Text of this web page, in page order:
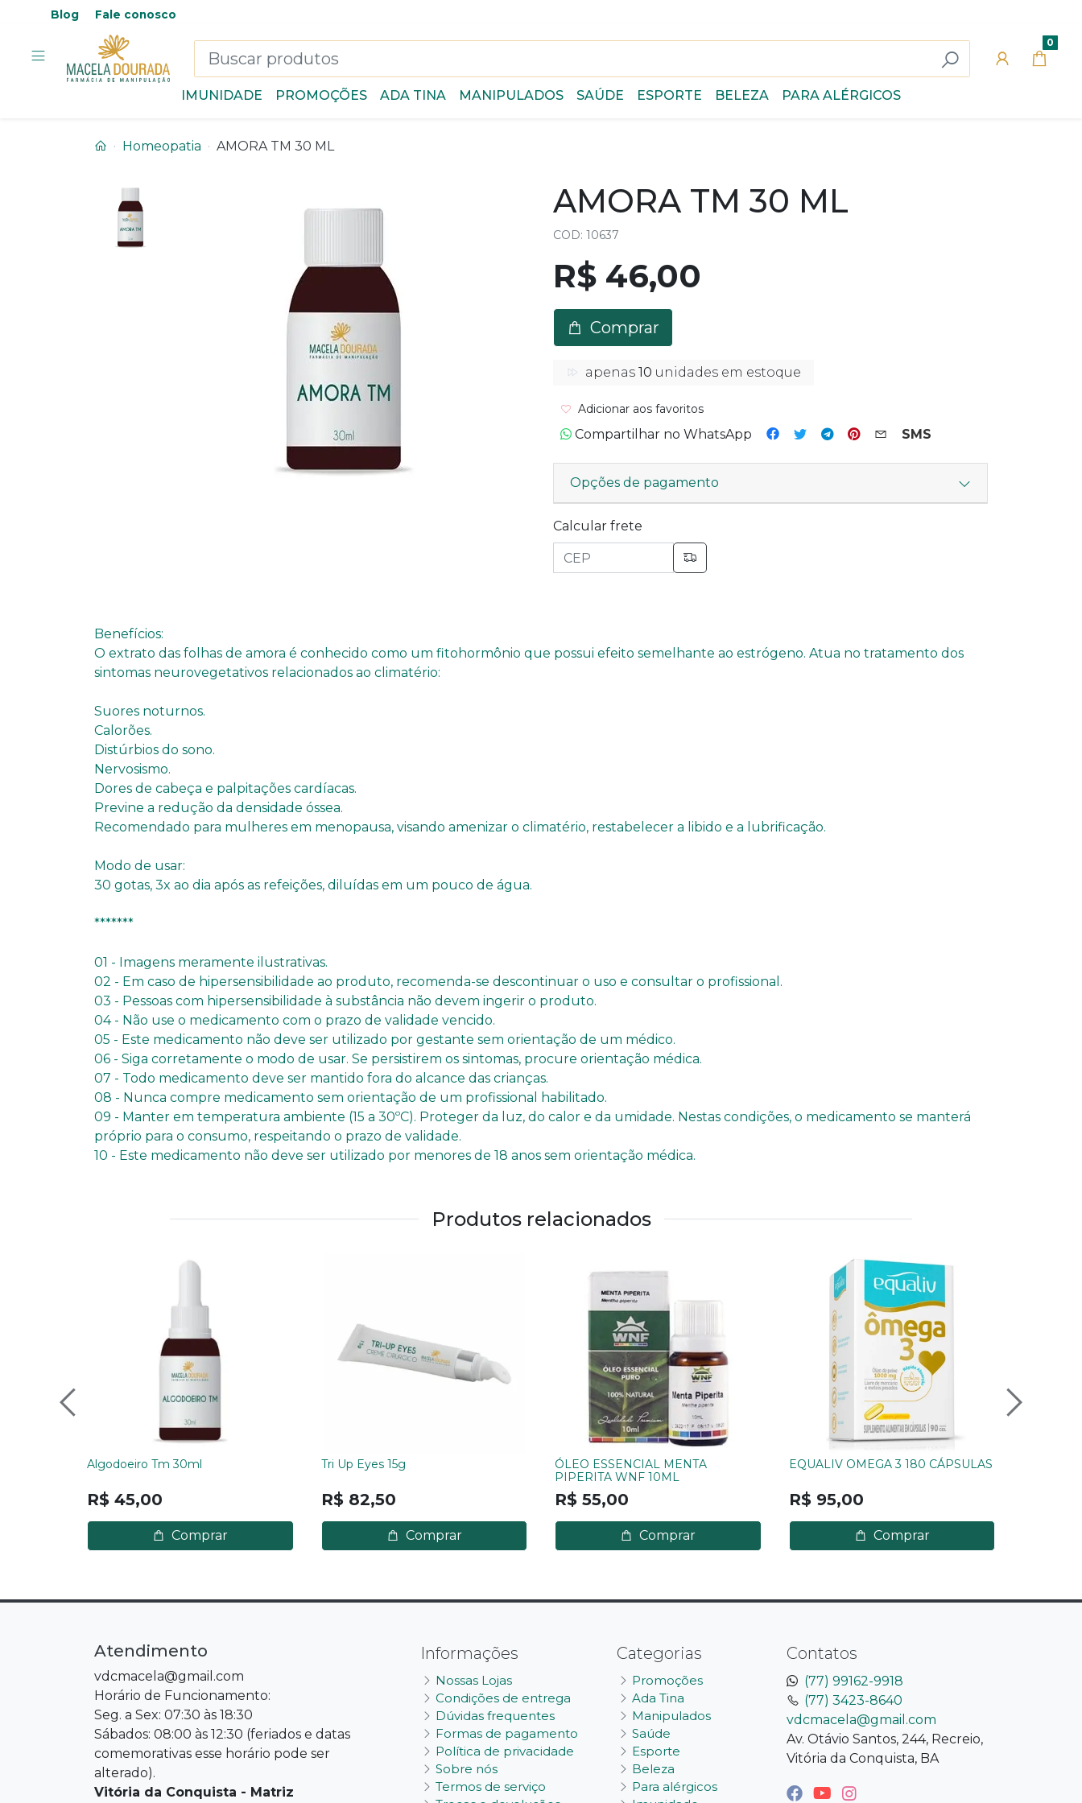
Blog Fale conosco
0
IMUNIDADE PROMOÇÕES ADA TINA MANIPULADOS SAÚDE ESPORTE BELEZA PARA ALÉRGICOS
Homeopatia AMORA TM 30 ML
AMORA TM 30 ML
COD: 10637
R$ 46,00
Comprar
apenas 10 unidades em estoque
Adicionar aos favoritos
Compartilhar no WhatsApp SMS
Opções de pagamento
Calcular frete
Benefícios:
O extrato das folhas de amora é conhecido como um fitohormônio que possui efeito semelhante ao estrógeno. Atua no tratamento dos
sintomas neurovegetativos relacionados ao climatério:
Suores noturnos.
Calorões.
Distúrbios do sono.
Nervosismo.
Dores de cabeça e palpitações cardíacas.
Previne a redução da densidade óssea.
Recomendado para mulheres em menopausa, visando amenizar o climatério, restabelecer a libido e a lubrificação.
Modo de usar:
30 gotas, 3x ao dia após as refeições, diluídas em um pouco de água.
*******
01 - Imagens meramente ilustrativas.
02 - Em caso de hipersensibilidade ao produto, recomenda-se descontinuar o uso e consultar o profissional.
03 - Pessoas com hipersensibilidade à substância não devem ingerir o produto.
04 - Não use o medicamento com o prazo de validade vencido.
05 - Este medicamento não deve ser utilizado por gestante sem orientação de um médico.
06 - Siga corretamente o modo de usar. Se persistirem os sintomas, procure orientação médica.
07 - Todo medicamento deve ser mantido fora do alcance das crianças.
08 - Nunca compre medicamento sem orientação de um profissional habilitado.
09 - Manter em temperatura ambiente (15 a 30ºC). Proteger da luz, do calor e da umidade. Nestas condições, o medicamento se manterá
próprio para o consumo, respeitando o prazo de validade.
10 - Este medicamento não deve ser utilizado por menores de 18 anos sem orientação médica.
Produtos relacionados
Algodoeiro Tm 30ml
R$ 45,00
Comprar
Tri Up Eyes 15g
R$ 82,50
Comprar
ÓLEO ESSENCIAL MENTA
PIPERITA WNF 10ML
R$ 55,00
Comprar
EQUALIV OMEGA 3 180 CÁPSULAS
R$ 95,00
Comprar
Contatos
(77) 99162-9918
(77) 3423-8640
vdcmacela@gmail.com
Av. Otávio Santos, 244, Recreio,
Vitória da Conquista, BA
Informações
Nossas Lojas
Condições de entrega
Dúvidas frequentes
Formas de pagamento
Política de privacidade
Sobre nós
Termos de serviço
Categorias
Promoções
Ada Tina
Manipulados
Saúde
Esporte
Beleza
Para alérgicos
Atendimento
vdcmacela@gmail.com
Horário de Funcionamento:
Seg. a Sex: 07:30 às 18:30
Sábados: 08:00 às 12:30 (feriados e datas
comemorativas esse horário pode ser
alterado).
Vitória da Conquista - Matriz